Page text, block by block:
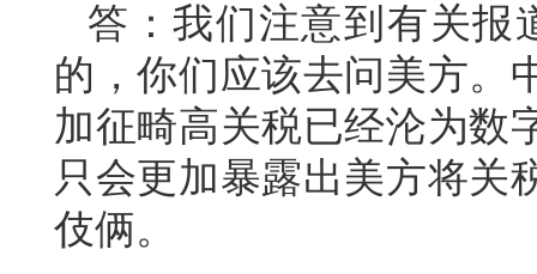
答：我们注意到有关报
的，你们应该去问美方。
加征畸高关税已经沦为数
只会更加暴露出美方将关
伎俩。